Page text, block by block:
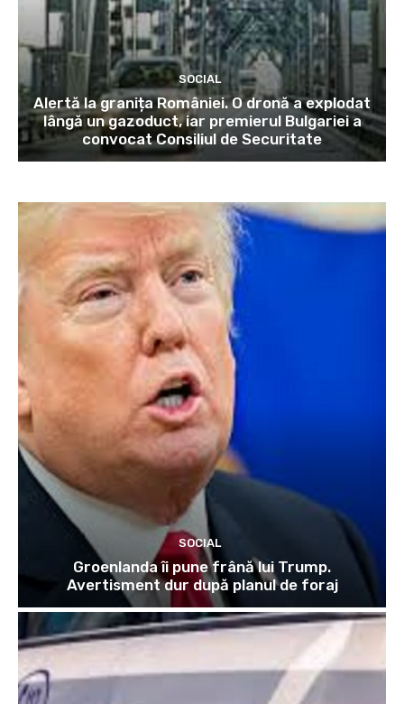
SOCIAL
Alertă la granița României. O dronă a explodat
lângă un gazoduct, iar premierul Bulgariei a
convocat Consiliul de Securitate
SOCIAL
Groenlanda îi pune frână lui Trump.
Avertisment dur după planul de foraj